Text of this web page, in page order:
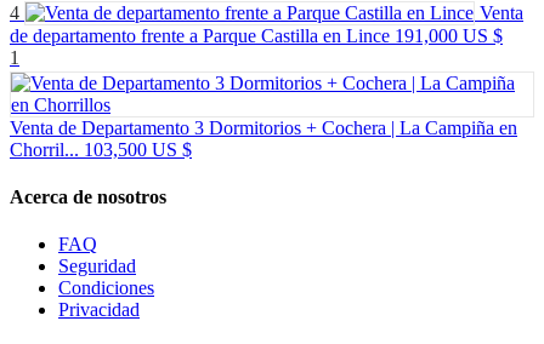
4
Venta
de departamento frente a Parque Castilla en Lince 191,000 US $
1
Venta de Departamento 3 Dormitorios + Cochera | La Campiña en
Chorril... 103,500 US $
Acerca de nosotros
FAQ
Seguridad
Condiciones
Privacidad